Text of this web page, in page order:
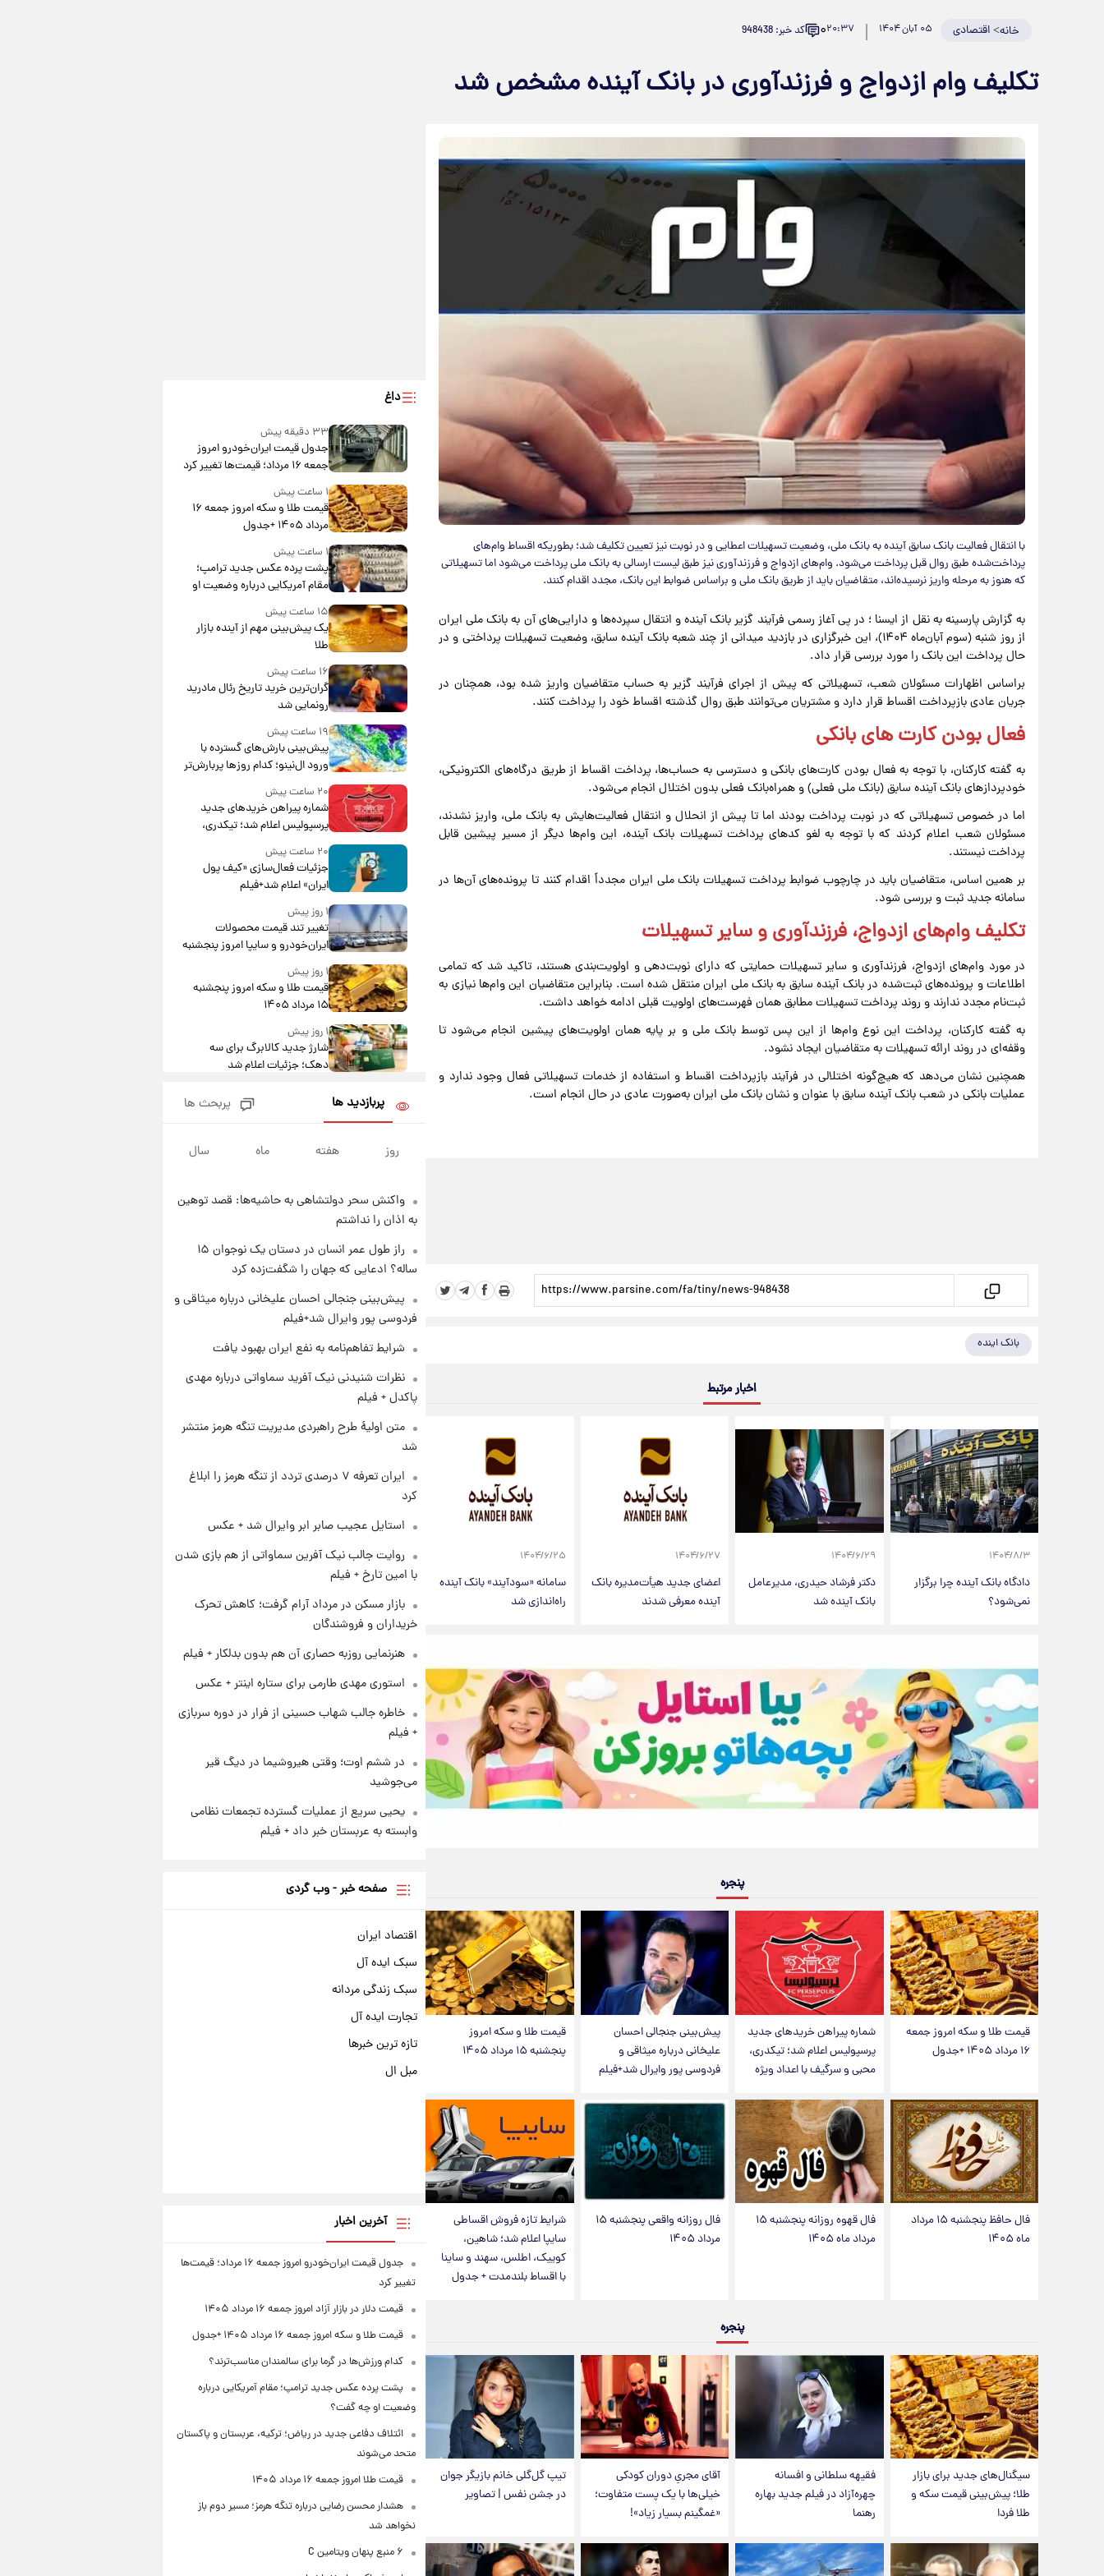
خانه>اقتصادی ۰۵ آبان ۱۴۰۴ ۲۰:۳۷۰ کد خبر: 948438
تکلیف وام‌ ازدواج و فرزندآوری در بانک آینده مشخص شد
با انتقال فعالیت بانک سابق آینده به بانک ملی، وضعیت تسهیلات اعطایی و در نوبت نیز تعیین تکلیف شد؛ بطوریکه اقساط وام‌های
پرداخت‌شده طبق روال قبل پرداخت می‌شود. وام‌های ازدواج و فرزندآوری نیز طبق لیست ارسالی به بانک ملی پرداخت می‌شود اما تسهیلاتی
که هنوز به مرحله واریز نرسیده‌اند، متقاضیان باید از طریق بانک ملی و براساس ضوابط این بانک، مجدد اقدام کنند.
به گزارش پارسینه به نقل از ایسنا ؛ در پی آغاز رسمی فرآیند گزیر بانک آینده و انتقال سپرده‌ها و دارایی‌های آن به بانک ملی ایران
از روز شنبه (سوم آبان‌ماه ۱۴۰۴)، این خبرگزاری در بازدید میدانی از چند شعبه بانک آینده سابق، وضعیت تسهیلات پرداختی و در
حال پرداخت این بانک را مورد بررسی قرار داد.
براساس اظهارات مسئولان شعب، تسهیلاتی که پیش از اجرای فرآیند گزیر به حساب متقاضیان واریز شده بود، همچنان در
جریان عادی بازپرداخت اقساط قرار دارد و مشتریان می‌توانند طبق روال گذشته اقساط خود را پرداخت کنند.
فعال بودن کارت‌ های بانکی
به گفته کارکنان، با توجه به فعال بودن کارت‌های بانکی و دسترسی به حساب‌ها، پرداخت اقساط از طریق درگاه‌های الکترونیکی،
خودپردازهای بانک آینده سابق (بانک ملی فعلی) و همراه‌بانک فعلی بدون اختلال انجام می‌شود.
اما در خصوص تسهیلاتی که در نوبت پرداخت بودند اما تا پیش از انحلال و انتقال فعالیت‌هایش به بانک ملی، واریز نشدند،
مسئولان شعب اعلام کردند که با توجه به لغو کدهای پرداخت تسهیلات بانک آینده، این وام‌ها دیگر از مسیر پیشین قابل
پرداخت نیستند.
بر همین اساس، متقاضیان باید در چارچوب ضوابط پرداخت تسهیلات بانک ملی ایران مجدداً اقدام کنند تا پرونده‌های آن‌ها در
سامانه جدید ثبت و بررسی شود.
تکلیف وام‌های ازدواج، فرزندآوری و سایر تسهیلات
در مورد وام‌های ازدواج، فرزندآوری و سایر تسهیلات حمایتی که دارای نوبت‌دهی و اولویت‌بندی هستند، تاکید شد که تمامی
اطلاعات و پرونده‌های ثبت‌شده در بانک آینده سابق به بانک ملی ایران منتقل شده است. بنابراین متقاضیان این وام‌ها نیازی به
ثبت‌نام مجدد ندارند و روند پرداخت تسهیلات مطابق همان فهرست‌های اولویت قبلی ادامه خواهد داشت.
به گفته کارکنان، پرداخت این نوع وام‌ها از این پس توسط بانک ملی و بر پایه همان اولویت‌های پیشین انجام می‌شود تا
وقفه‌ای در روند ارائه تسهیلات به متقاضیان ایجاد نشود.
همچنین نشان می‌دهد که هیچ‌گونه اختلالی در فرآیند بازپرداخت اقساط و استفاده از خدمات تسهیلاتی فعال وجود ندارد و
عملیات بانکی در شعب بانک آینده سابق با عنوان و نشان بانک ملی ایران به‌صورت عادی در حال انجام است.
بانک اینده
اخبار مرتبط
۱۴۰۴/۸/۳
دادگاه بانک آینده چرا برگزار
نمی‌شود؟
۱۴۰۴/۶/۲۹
دکتر فرشاد حیدری، مدیرعامل
بانک آینده شد
۱۴۰۴/۶/۲۷
اعضای جدید هیأت‌مدیره بانک
آینده معرفی شدند
۱۴۰۴/۶/۲۵
سامانه «سودآیند» بانک آینده
راه‌اندازی شد
پنجره
قیمت طلا و سکه امروز جمعه
۱۶ مرداد ۱۴۰۵ +جدول
شماره پیراهن خریدهای جدید
پرسپولیس اعلام شد؛ تیکدری،
محبی و سرگیف با اعداد ویژه
پیش‌بینی جنجالی احسان
علیخانی درباره میثاقی و
فردوسی پور وایرال شد+فیلم
قیمت طلا و سکه امروز
پنجشنبه ۱۵ مرداد ۱۴۰۵
فال حافظ پنجشنبه ۱۵ مرداد
ماه ۱۴۰۵
فال قهوه روزانه پنجشنبه ۱۵
مرداد ماه ۱۴۰۵
فال روزانه واقعی پنجشنبه ۱۵
مرداد ۱۴۰۵
شرایط تازه فروش اقساطی
سایپا اعلام شد؛ شاهین،
کوییک، اطلس، سهند و ساینا
با اقساط بلندمدت + جدول
پنجره
سیگنال‌های جدید برای بازار
طلا؛ پیش‌بینی قیمت سکه و
طلا فردا
فقیهه سلطانی و افسانه
چهره‌آزاد در فیلم جدید بهاره
رهنما
آقای مجریِ دوران کودکی
خیلی‌ها با یک پست متفاوت؛
«غمگینم بسیار زیاد»!
تیپ گل‌گلی خانم بازیگر جوان
در جشن نفس | تصاویر
داغ
۳۳ دقیقه پیش
جدول قیمت ایران‌خودرو امروز
جمعه ۱۶ مرداد؛ قیمت‌ها تغییر کرد
۱ ساعت پیش
قیمت طلا و سکه امروز جمعه ۱۶
مرداد ۱۴۰۵ +جدول
۱ ساعت پیش
پشت پرده عکس جدید ترامپ؛
مقام آمریکایی درباره وضعیت او
چه گفت؟
۱۵ ساعت پیش
یک پیش‌بینی مهم از آینده بازار
طلا
۱۶ ساعت پیش
گران‌ترین خرید تاریخ رئال مادرید
رونمایی شد
۱۹ ساعت پیش
پیش‌بینی بارش‌های گسترده با
ورود ال‌نینو؛ کدام روزها پربارش‌تر
۲۰ ساعت پیش
شماره پیراهن خریدهای جدید
پرسپولیس اعلام شد؛ تیکدری،
۲۰ ساعت پیش
جزئیات فعال‌سازی «کیف پول
ایران» اعلام شد+فیلم
۱ روز پیش
تغییر تند قیمت محصولات
ایران‌خودرو و سایپا امروز پنجشنبه
۱۵ مرداد ۱۴۰۵ +جدول
۱ روز پیش
قیمت طلا و سکه امروز پنجشنبه
۱۵ مرداد ۱۴۰۵
۱ روز پیش
شارژ جدید کالابرگ برای سه
دهک؛ جزئیات اعلام شد
شرایط تازه فروش اقساطی سایپا
اعلام شد؛ شاهین، کوییک، اطلس،
سهند و ساینا با اقساط بلندمدت +
جدول۱ روز پیش
۱۴۰۵
۱ روز پیش
ماه ۱۴۰۵
پربازدید ها پربحث ها
روز هفته ماه سال
واکنش سحر دولتشاهی به حاشیه‌ها: قصد توهین
به اذان را نداشتم
راز طول عمر انسان در دستان یک نوجوان ۱۵
ساله؟ ادعایی که جهان را شگفت‌زده کرد
پیش‌بینی جنجالی احسان علیخانی درباره میثاقی و
فردوسی پور وایرال شد+فیلم
شرایط تفاهم‌نامه به نفع ایران بهبود یافت
نظرات شنیدنی نیک آفرید سماواتی درباره مهدی
پاکدل + فیلم
متن اولیۀ طرح راهبردی مدیریت تنگه هرمز منتشر
شد
ایران تعرفه ۷ درصدی تردد از تنگه هرمز را ابلاغ
کرد
استایل عجیب صابر ابر وایرال شد + عکس
روایت جالب نیک آفرین سماواتی از هم بازی شدن
با امین تارخ + فیلم
بازار مسکن در مرداد آرام گرفت؛ کاهش تحرک
خریداران و فروشندگان
هنرنمایی روزبه حصاری آن هم بدون بدلکار + فیلم
استوری مهدی طارمی برای ستاره اینتر + عکس
خاطره جالب شهاب حسینی از فرار در دوره سربازی
+ فیلم
در ششم اوت؛ وقتی هیروشیما در دیگ قیر
می‌جوشید
یحیی سریع از عملیات گسترده تجمعات نظامی
وابسته به عربستان خبر داد + فیلم
صفحه خبر - وب گردی
اقتصاد ایران
سبک ایده آل
سبک زندگی مردانه
تجارت ایده آل
تازه ترین خبرها
مبل ال
آخرین اخبار
جدول قیمت ایران‌خودرو امروز جمعه ۱۶ مرداد؛ قیمت‌ها
تغییر کرد
قیمت دلار در بازار آزاد امروز جمعه ۱۶ مرداد ۱۴۰۵
قیمت طلا و سکه امروز جمعه ۱۶ مرداد ۱۴۰۵ +جدول
کدام ورزش‌ها در گرما برای سالمندان مناسب‌ترند؟
پشت پرده عکس جدید ترامپ؛ مقام آمریکایی درباره
وضعیت او چه گفت؟
ائتلاف دفاعی جدید در ریاض؛ ترکیه، عربستان و پاکستان
متحد می‌شوند
قیمت طلا امروز جمعه ۱۶ مرداد ۱۴۰۵
هشدار محسن رضایی درباره تنگه هرمز؛ مسیر دوم باز
نخواهد شد
۶ منبع پنهان ویتامین C